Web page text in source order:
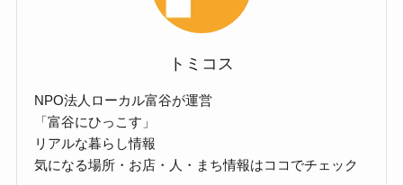
トミコス
NPO法人ローカル富谷が運営
「富谷にひっこす」
リアルな暮らし情報
気になる場所・お店・人・まち情報はココでチェック